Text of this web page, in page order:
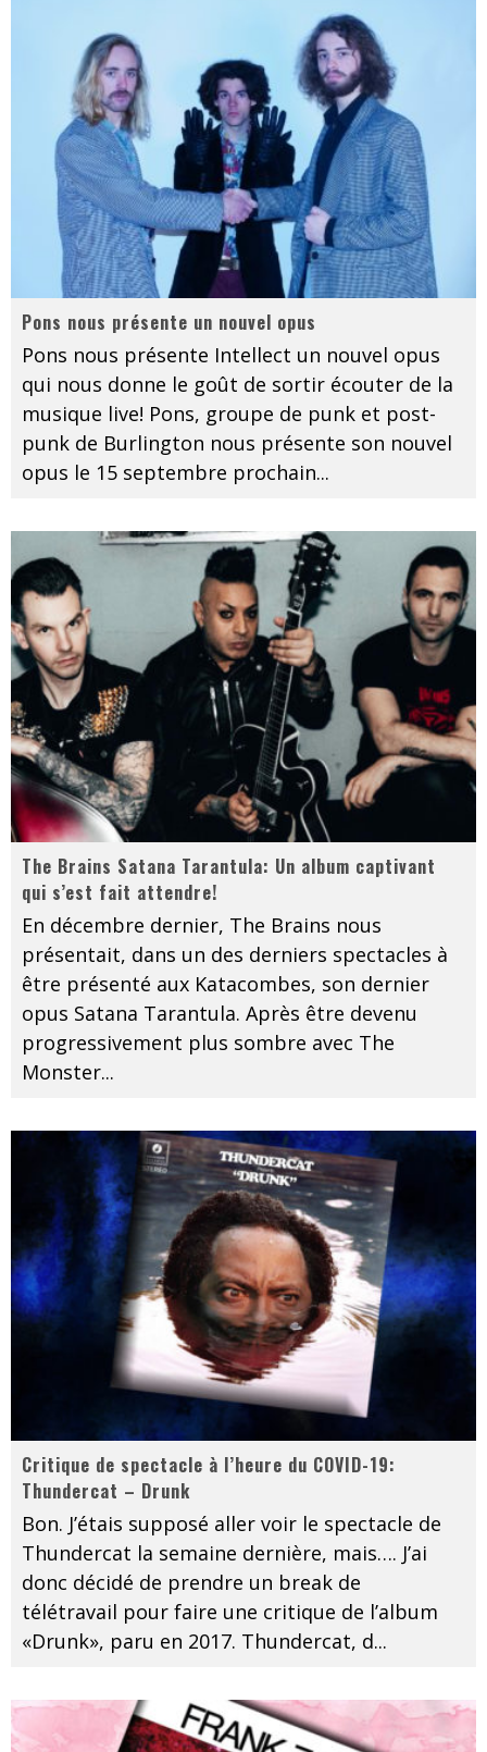
Pons nous présente un nouvel opus
Pons nous présente Intellect un nouvel opus
qui nous donne le goût de sortir écouter de la
musique live! Pons, groupe de punk et post-
punk de Burlington nous présente son nouvel
opus le 15 septembre prochain...
The Brains Satana Tarantula: Un album captivant
qui s’est fait attendre!
En décembre dernier, The Brains nous
présentait, dans un des derniers spectacles à
être présenté aux Katacombes, son dernier
opus Satana Tarantula. Après être devenu
progressivement plus sombre avec The
Monster...
Critique de spectacle à l’heure du COVID-19:
Thundercat – Drunk
Bon. J’étais supposé aller voir le spectacle de
Thundercat la semaine dernière, mais…. J’ai
donc décidé de prendre un break de
télétravail pour faire une critique de l’album
«Drunk», paru en 2017. Thundercat, d...